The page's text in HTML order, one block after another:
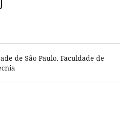
de São Paulo. Faculdade de